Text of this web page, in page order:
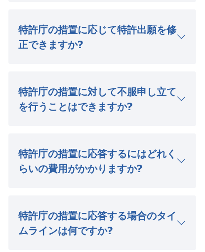
特許庁の措置に応じて特許出願を修
正できますか?
特許庁の措置に対して不服申し立て
を行うことはできますか?
特許庁の措置に応答するにはどれく
らいの費用がかかりますか?
特許庁の措置に応答する場合のタイ
ムラインは何ですか?